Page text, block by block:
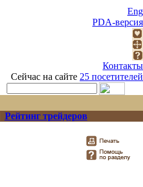
Eng
PDA-версия
Контакты
Сейчас на сайте 25 посетителей
Рейтинг трейдеров